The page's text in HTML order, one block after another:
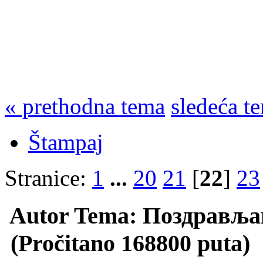
« prethodna tema sledeća
Štampaj
Stranice: 1 ... 20 21 [22] 23
Autor Tema:
(Pročitano 168800 puta)